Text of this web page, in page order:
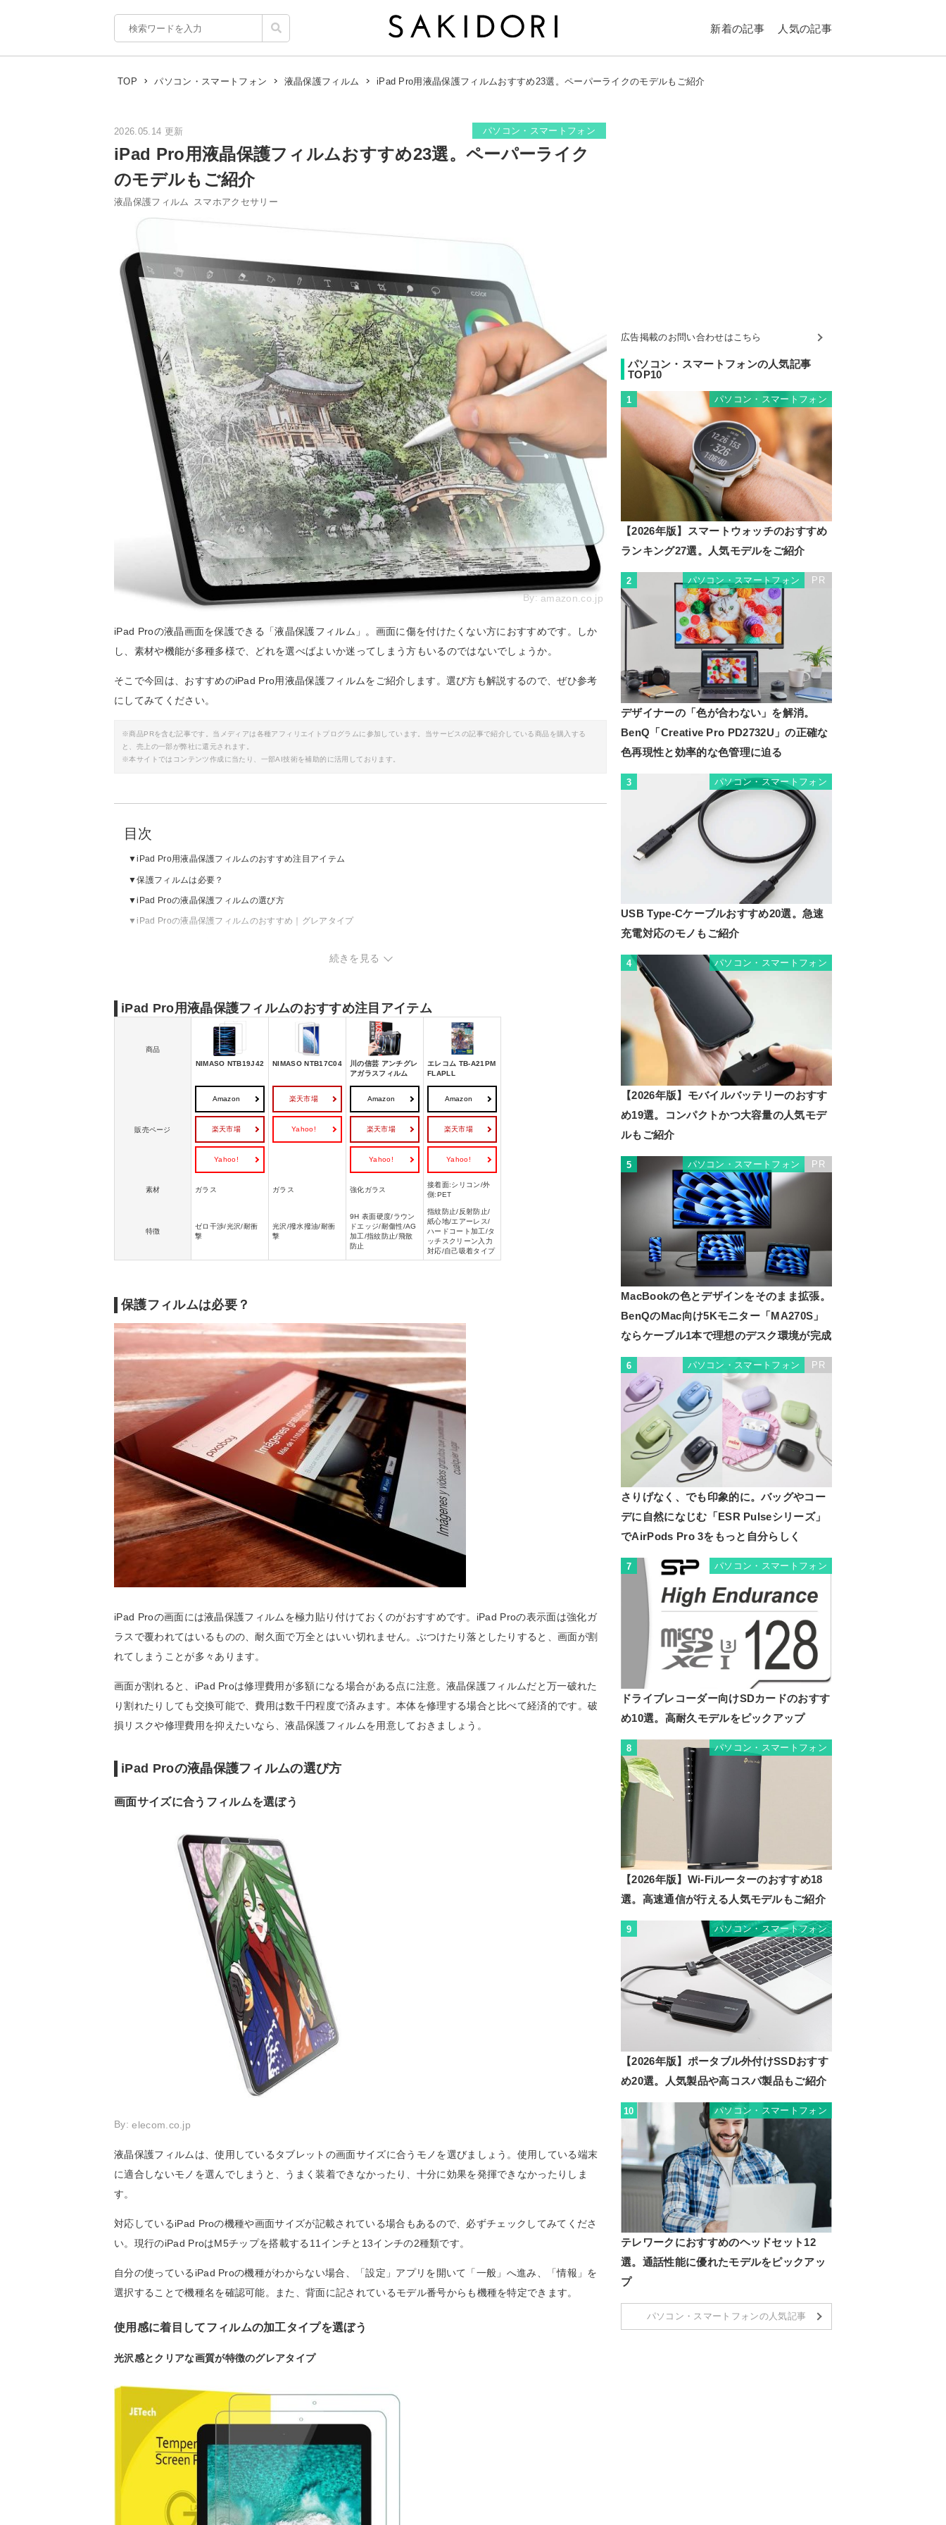
新着の記事 人気の記事
TOP パソコン・スマートフォン 液晶保護フィルム iPad Pro用液晶保護フィルムおすすめ23選。ペーパーライクのモデルもご紹介
2026.05.14 更新 パソコン・スマートフォン
iPad Pro用液晶保護フィルムおすすめ23選。ペーパーライク
のモデルもご紹介
液晶保護フィルム スマホアクセサリー
By:amazon.co.jp
iPad Proの液晶画面を保護できる「液晶保護フィルム」。画面に傷を付けたくない方におすすめです。しか
し、素材や機能が多種多様で、どれを選べばよいか迷ってしまう方もいるのではないでしょうか。
そこで今回は、おすすめのiPad Pro用液晶保護フィルムをご紹介します。選び方も解説するので、ぜひ参考
にしてみてください。
※商品PRを含む記事です。当メディアは各種アフィリエイトプログラムに参加しています。当サービスの記事で紹介している商品を購入する
と、売上の一部が弊社に還元されます。
※本サイトではコンテンツ作成に当たり、一部AI技術を補助的に活用しております。
目次
iPad Pro用液晶保護フィルムのおすすめ注目アイテム
保護フィルムは必要？
iPad Proの液晶保護フィルムの選び方
iPad Proの液晶保護フィルムのおすすめ｜グレアタイプ
iPad Proの液晶保護フィルムのおすすめ｜ペーパーライクタイプ
続きを見る
iPad Pro用液晶保護フィルムのおすすめ注目アイテム
商品
NIMASO NTB19J42
NIMASO NTB17C04
川の信芸 アンチグレ
アガラスフィルム
エレコム TB-A21PM
FLAPLL
販売ページ
Amazon
楽天市場
Yahoo!
楽天市場
Yahoo!
Amazon
楽天市場
Yahoo!
Amazon
楽天市場
Yahoo!
素材 ガラス ガラス 強化ガラス
接着面:シリコン/外
側:PET
特徴
ゼロ干渉/光沢/耐衝
撃
光沢/撥水撥油/耐衝
撃
9H 表面硬度/ラウン
ドエッジ/耐傷性/AG
加工/指紋防止/飛散
防止
指紋防止/反射防止/
紙心地/エアーレス/
ハードコート加工/タ
ッチスクリーン入力
対応/自己吸着タイプ
保護フィルムは必要？
iPad Proの画面には液晶保護フィルムを極力貼り付けておくのがおすすめです。iPad Proの表示面は強化ガ
ラスで覆われてはいるものの、耐久面で万全とはいい切れません。ぶつけたり落としたりすると、画面が割
れてしまうことが多々あります。
画面が割れると、iPad Proは修理費用が多額になる場合がある点に注意。液晶保護フィルムだと万一破れた
り割れたりしても交換可能で、費用は数千円程度で済みます。本体を修理する場合と比べて経済的です。破
損リスクや修理費用を抑えたいなら、液晶保護フィルムを用意しておきましょう。
iPad Proの液晶保護フィルムの選び方
画面サイズに合うフィルムを選ぼう
By:elecom.co.jp
液晶保護フィルムは、使用しているタブレットの画面サイズに合うモノを選びましょう。使用している端末
に適合しないモノを選んでしまうと、うまく装着できなかったり、十分に効果を発揮できなかったりしま
す。
対応しているiPad Proの機種や画面サイズが記載されている場合もあるので、必ずチェックしてみてくださ
い。現行のiPad ProはM5チップを搭載する11インチと13インチの2種類です。
自分の使っているiPad Proの機種がわからない場合、「設定」アプリを開いて「一般」へ進み、「情報」を
選択することで機種名を確認可能。また、背面に記されているモデル番号からも機種を特定できます。
使用感に着目してフィルムの加工タイプを選ぼう
光沢感とクリアな画質が特徴のグレアタイプ
広告掲載のお問い合わせはこちら
パソコン・スマートフォンの人気記事
TOP10
1 パソコン・スマートフォン
【2026年版】スマートウォッチのおすすめ
ランキング27選。人気モデルをご紹介
2 パソコン・スマートフォン PR
デザイナーの「色が合わない」を解消。
BenQ「Creative Pro PD2732U」の正確な
色再現性と効率的な色管理に迫る
3 パソコン・スマートフォン
USB Type-Cケーブルおすすめ20選。急速
充電対応のモノもご紹介
4 パソコン・スマートフォン
【2026年版】モバイルバッテリーのおすす
め19選。コンパクトかつ大容量の人気モデ
ルもご紹介
5 パソコン・スマートフォン PR
MacBookの色とデザインをそのまま拡張。
BenQのMac向け5Kモニター「MA270S」
ならケーブル1本で理想のデスク環境が完成
6 パソコン・スマートフォン PR
さりげなく、でも印象的に。バッグやコー
デに自然になじむ「ESR Pulseシリーズ」
でAirPods Pro 3をもっと自分らしく
7 パソコン・スマートフォン
ドライブレコーダー向けSDカードのおすす
め10選。高耐久モデルをピックアップ
8 パソコン・スマートフォン
【2026年版】Wi-Fiルーターのおすすめ18
選。高速通信が行える人気モデルもご紹介
9 パソコン・スマートフォン
【2026年版】ポータブル外付けSSDおすす
め20選。人気製品や高コスパ製品もご紹介
10 パソコン・スマートフォン
テレワークにおすすめのヘッドセット12
選。通話性能に優れたモデルをピックアッ
プ
パソコン・スマートフォンの人気記事